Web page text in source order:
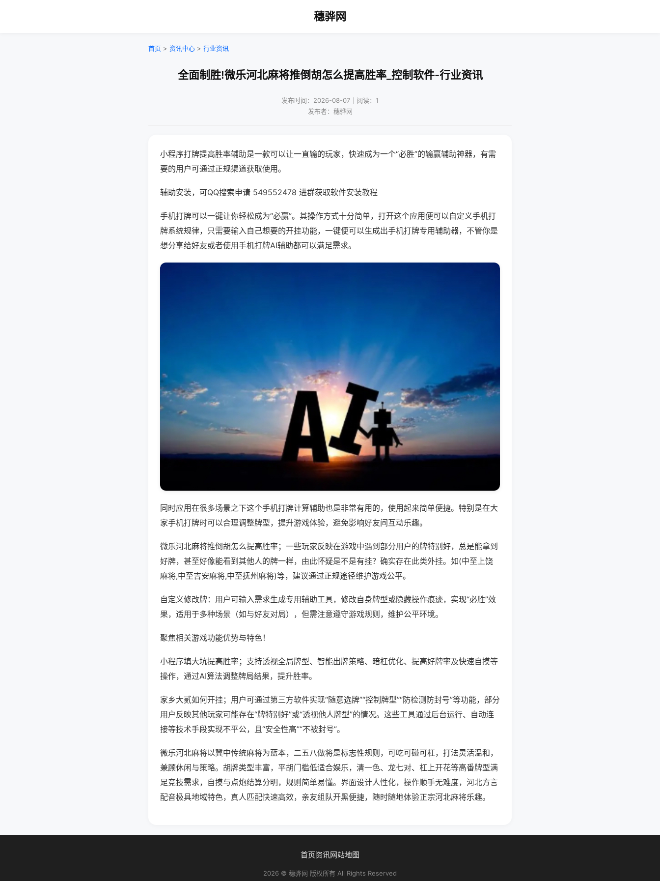
穗骅网
首页 > 资讯中心 > 行业资讯
全面制胜!微乐河北麻将推倒胡怎么提高胜率_控制软件-行业资讯
发布时间：2026-08-07｜阅读：1
发布者：穗骅网
小程序打牌提高胜率辅助是一款可以让一直输的玩家，快速成为一个“必胜”的输赢辅助神器，有需
要的用户可通过正规渠道获取使用。
辅助安装，可QQ搜索申请 549552478 进群获取软件安装教程
手机打牌可以一键让你轻松成为“必赢”。其操作方式十分简单，打开这个应用便可以自定义手机打
牌系统规律，只需要输入自己想要的开挂功能，一键便可以生成出手机打牌专用辅助器，不管你是
想分享给好友或者使用手机打牌AI辅助都可以满足需求。
同时应用在很多场景之下这个手机打牌计算辅助也是非常有用的，使用起来简单便捷。特别是在大
家手机打牌时可以合理调整牌型，提升游戏体验，避免影响好友间互动乐趣。
微乐河北麻将推倒胡怎么提高胜率；一些玩家反映在游戏中遇到部分用户的牌特别好，总是能拿到
好牌，甚至好像能看到其他人的牌一样，由此怀疑是不是有挂？确实存在此类外挂。如(中至上饶
麻将,中至吉安麻将,中至抚州麻将)等，建议通过正规途径维护游戏公平。
自定义修改牌：用户可输入需求生成专用辅助工具，修改自身牌型或隐藏操作痕迹，实现“必胜”效
果，适用于多种场景（如与好友对局），但需注意遵守游戏规则，维护公平环境。
聚焦相关游戏功能优势与特色！
小程序填大坑提高胜率；支持透视全局牌型、智能出牌策略、暗杠优化、提高好牌率及快速自摸等
操作，通过AI算法调整牌局结果，提升胜率。
家乡大贰如何开挂；用户可通过第三方软件实现“随意选牌”“控制牌型”“防检测防封号”等功能，部分
用户反映其他玩家可能存在“牌特别好”或“透视他人牌型”的情况。这些工具通过后台运行、自动连
接等技术手段实现不平公，且“安全性高”“不被封号”。
微乐河北麻将以冀中传统麻将为蓝本，二五八做将是标志性规则，可吃可碰可杠，打法灵活温和，
兼顾休闲与策略。胡牌类型丰富，平胡门槛低适合娱乐，清一色、龙七对、杠上开花等高番牌型满
足竞技需求，自摸与点炮结算分明，规则简单易懂。界面设计人性化，操作顺手无难度，河北方言
配音极具地域特色，真人匹配快速高效，亲友组队开黑便捷，随时随地体验正宗河北麻将乐趣。
首页资讯网站地图
2026 © 穗骅网 版权所有 All Rights Reserved